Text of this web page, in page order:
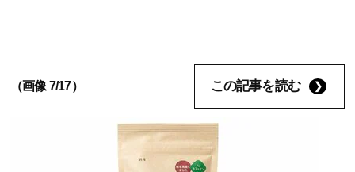
（画像 7/17） この記事を読む